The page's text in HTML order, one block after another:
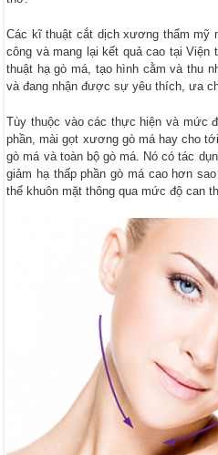
Các kĩ thuật cắt dịch xương thẩm mỹ
công và mang lại kết quả cao tại Viện
thuật hạ gò má, tạo hình cằm và thu
và đang nhận được sự yêu thích, ưa
Tùy thuộc vào các thực hiện và mức
phần, mài gọt xương gò má hay cho
gò má và toàn bộ gò má. Nó có tác
giảm hạ thấp phần gò má cao hơn
thể khuôn mặt thông qua mức độ can